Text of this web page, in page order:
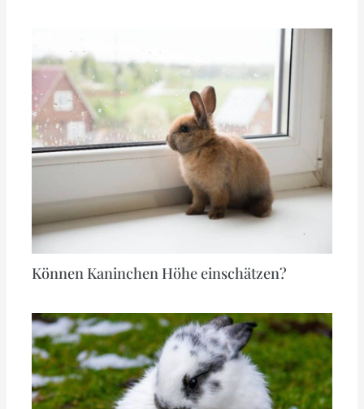
Können Kaninchen Höhe einschätzen?